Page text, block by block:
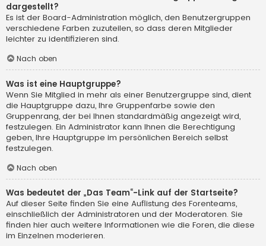
dargestellt?
Es ist der Board-Administration möglich, den Benutzergruppen
verschiedene Farben zuzuteilen, so dass deren Mitglieder
leichter zu identifizieren sind.
Nach oben
Was ist eine Hauptgruppe?
Wenn Sie Mitglied in mehr als einer Benutzergruppe sind, dient
die Hauptgruppe dazu, Ihre Gruppenfarbe sowie den
Gruppenrang, der bei Ihnen standardmäßig angezeigt wird,
festzulegen. Ein Administrator kann Ihnen die Berechtigung
geben, Ihre Hauptgruppe im persönlichen Bereich selbst
festzulegen.
Nach oben
Was bedeutet der „Das Team“-Link auf der Startseite?
Auf dieser Seite finden Sie eine Auflistung des Forenteams,
einschließlich der Administratoren und der Moderatoren. Sie
finden hier auch weitere Informationen wie die Foren, die diese
im Einzelnen moderieren.